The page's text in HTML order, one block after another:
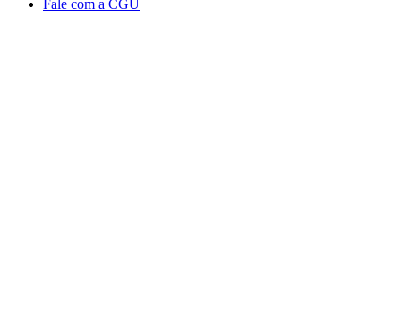
Fale com a CGU